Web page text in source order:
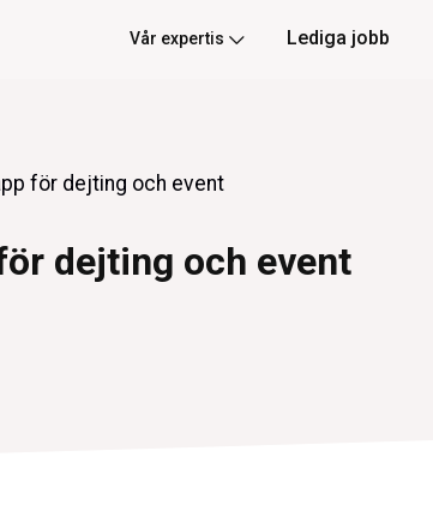
Vår expertis Lediga jobb
för dejting och event
dejting och event